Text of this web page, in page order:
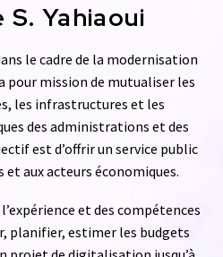
S. Yahiaoui
le cadre de la modernisation
pour mission de mutualiser les
les infrastructures et les
des administrations et des
est d’offrir un service public
et aux acteurs économiques.
et des compétences
planifier, estimer les budgets